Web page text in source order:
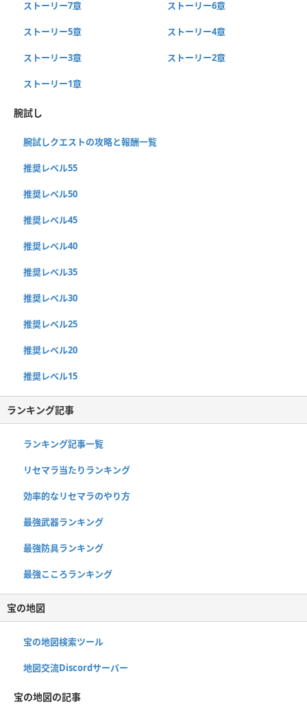
ストーリー7章 ストーリー6章
ストーリー5章 ストーリー4章
ストーリー3章 ストーリー2章
ストーリー1章
腕試し
腕試しクエストの攻略と報酬一覧
推奨レベル55
推奨レベル50
推奨レベル45
推奨レベル40
推奨レベル35
推奨レベル30
推奨レベル25
推奨レベル20
推奨レベル15
ランキング記事
ランキング記事一覧
リセマラ当たりランキング
効率的なリセマラのやり方
最強武器ランキング
最強防具ランキング
最強こころランキング
宝の地図
宝の地図検索ツール
地図交流Discordサーバー
宝の地図の記事